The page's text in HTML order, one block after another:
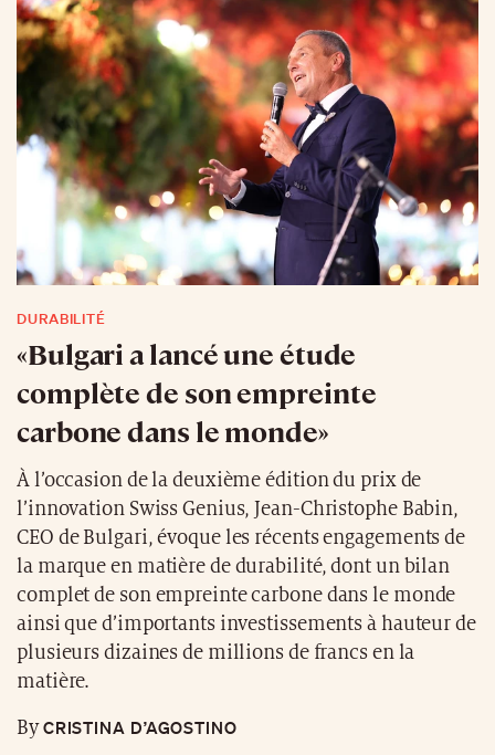
DURABILITÉ
«Bulgari a lancé une étude
complète de son empreinte
carbone dans le monde»
À l’occasion de la deuxième édition du prix de
l’innovation Swiss Genius, Jean-Christophe Babin,
CEO de Bulgari, évoque les récents engagements de
la marque en matière de durabilité, dont un bilan
complet de son empreinte carbone dans le monde
ainsi que d’importants investissements à hauteur de
plusieurs dizaines de millions de francs en la
matière.
ByCRISTINA D’AGOSTINO